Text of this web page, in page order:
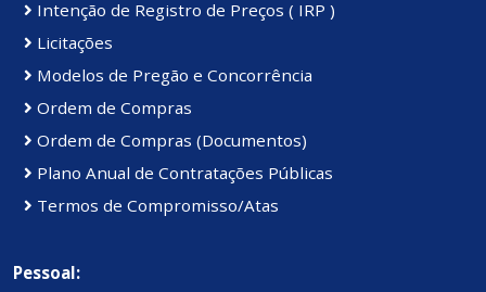
Intenção de Registro de Preços ( IRP )
Licitações
Modelos de Pregão e Concorrência
Ordem de Compras
Ordem de Compras (Documentos)
Plano Anual de Contratações Públicas
Termos de Compromisso/Atas
Pessoal: